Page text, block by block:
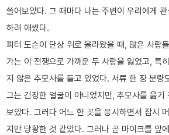
쓸어보았다. 그 때마다 나는 주변이 우리에게 관
하려 애썼다.
피터 도슨이 단상 위로 올라왔을 때, 많은 사람
가는 이 전쟁으로 가까운 두 사람을 잃었고, 특
지 않은 추모사를 들고 있었다. 서류 한 장 분량
그는 긴장한 얼굴이 아니었지만, 추모사를 읊기
보았다. 그러다 어느 한 곳을 응시하면서 잠시
지만 당황한 것 같았다. 그러나 곧 마이크를 앞